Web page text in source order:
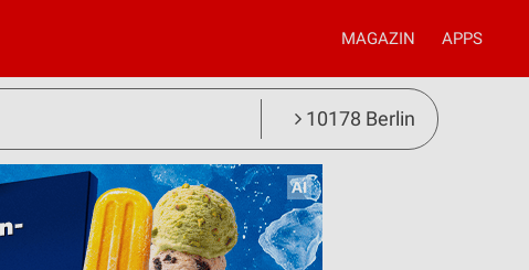
MAGAZIN APPS
10178 Berlin